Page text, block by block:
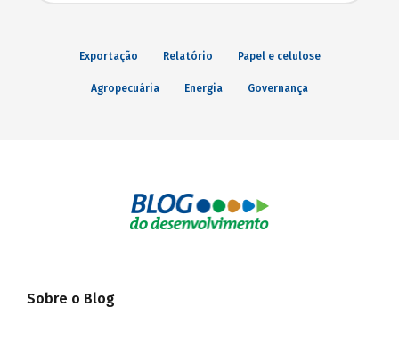
Exportação Relatório Papel e celulose
Agropecuária Energia Governança
Sobre o Blog